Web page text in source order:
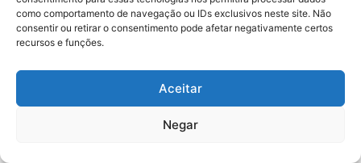
como comportamento de navegação ou IDs exclusivos neste site. Não
consentir ou retirar o consentimento pode afetar negativamente certos
recursos e funções.
Aceitar
Negar
Economia: Beneficiários com NIS
de final 7 recebem Bolsa Família